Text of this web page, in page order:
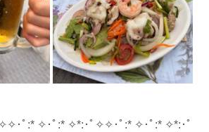
･ﾟ:* ✧･ﾟ:* ✧*:･ﾟ✧✧･ﾟ:* ✧･ﾟ:* ✧*:･ﾟ